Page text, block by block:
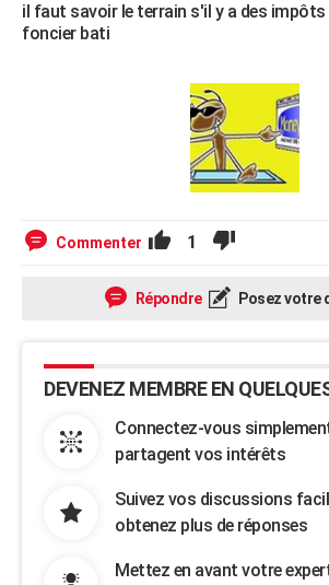
Bricolage
Lifestyle
Culture
Sport
Auto
Television
Voyage
Cinema
il faut savoir le terrain s'il y a des
foncier bati
Commenter 1
Répondre Posez votre
DEVENEZ MEMBRE EN
Connectez-vous
partagent vos intérêts
Suivez vos discussions
obtenez plus de réponses
Mettez en avant votre